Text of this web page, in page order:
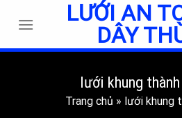
LƯỚI AN
DÂY
lưới khung
Trang chủ » lưới khung